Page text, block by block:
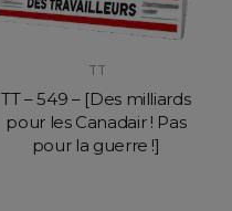
TT
TT – 549 – [Des milliards
pour les Canadair ! Pas
pour la guerre !]